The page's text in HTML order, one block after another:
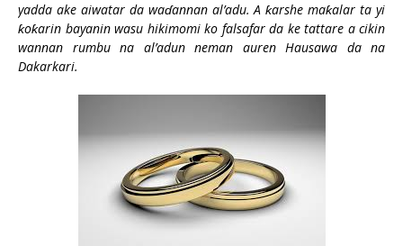
yadda ake aiwatar da waɗannan al’adu. Aƙarshe maƙalar ta yi
ƙoƙarin bayanin wasu hikimomi ko falsafar da ke tattare a cikin
wannan rumbu na al’adun neman auren Hausawa da na
Dakarkari.